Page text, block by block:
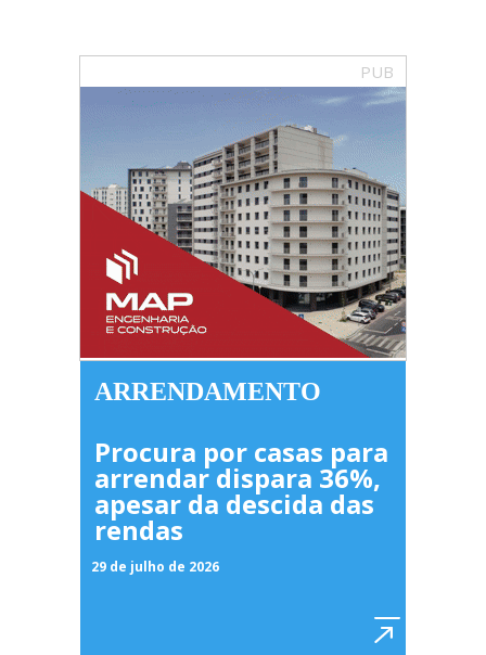
PUB
ARRENDAMENTO
Procura por casas para
arrendar dispara 36%,
apesar da descida das
rendas
29 de julho de 2026